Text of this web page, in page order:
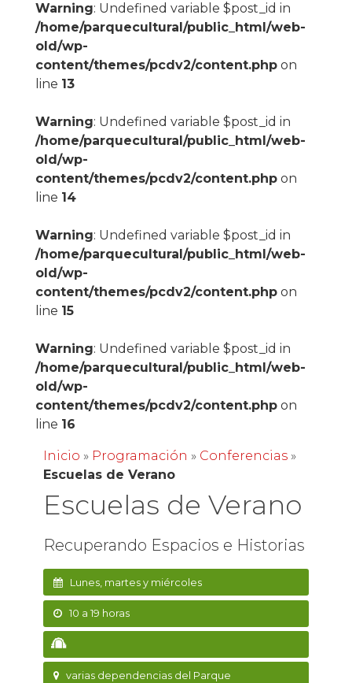
Warning: Undefined variable $post_id in
/home/parquecultural/public_html/web-
old/wp-
content/themes/pcdv2/content.phpon
line 13
Warning: Undefined variable $post_id in
/home/parquecultural/public_html/web-
old/wp-
content/themes/pcdv2/content.phpon
line 14
Warning: Undefined variable $post_id in
/home/parquecultural/public_html/web-
old/wp-
content/themes/pcdv2/content.phpon
line 15
Warning: Undefined variable $post_id in
/home/parquecultural/public_html/web-
old/wp-
content/themes/pcdv2/content.phpon
line 16
Inicio » Programación » Conferencias»
Escuelas de Verano
Escuelas de Verano
Recuperando Espacios e Historias
Lunes, martes y miércoles
10 a 19 horas
varias dependencias del Parque